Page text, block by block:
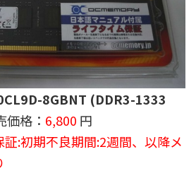
8GBNT (DDR3-1333
格： 6,800 円
:初期不良期間:2週間、以降メ